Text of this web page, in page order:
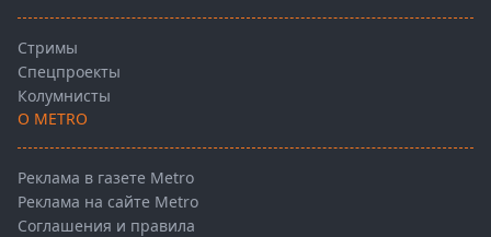
Стримы
Спецпроекты
Колумнисты
О METRO
Реклама в газете Metro
Реклама на сайте Metro
Соглашения и правила